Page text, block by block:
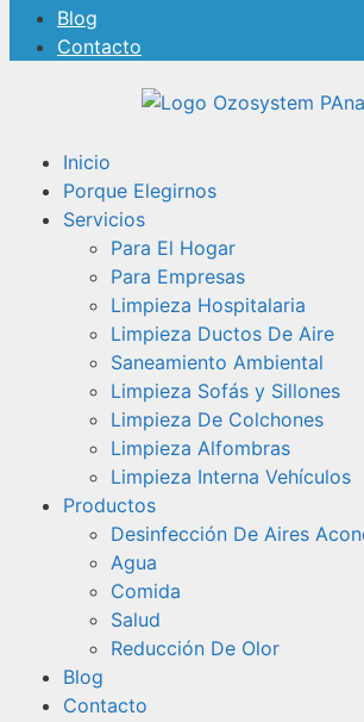
Blog
Contacto
Inicio
Porque Elegirnos
Servicios
Para El Hogar
Para Empresas
Limpieza Hospitalaria
Limpieza Ductos De Aire
Saneamiento Ambiental
Limpieza Sofás y Sillones
Limpieza De Colchones
Limpieza Alfombras
Limpieza Interna Vehículos
Productos
Desinfección De Aires
Agua
Comida
Salud
Reducción De Olor
Blog
Contacto